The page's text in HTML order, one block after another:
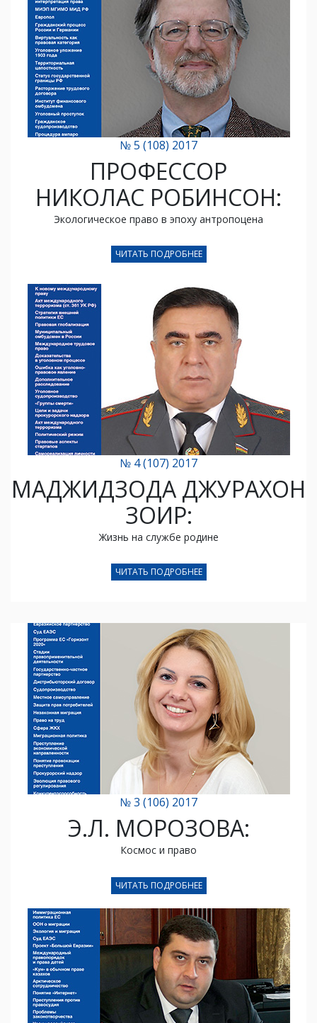
№ 5 (108) 2017
ПРОФЕССОР
НИКОЛАС РОБИНСОН:
Экологическое право в эпоху антропоцена
ЧИТАТЬ ПОДРОБНЕЕ
№ 4 (107) 2017
МАДЖИДЗОДА ДЖУРАХОН
ЗОИР:
Жизнь на службе родине
ЧИТАТЬ ПОДРОБНЕЕ
№ 3 (106) 2017
Э.Л. МОРОЗОВА:
Космос и право
ЧИТАТЬ ПОДРОБНЕЕ